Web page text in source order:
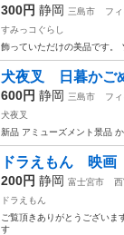
300円 静岡 三島市
フ
すみっコぐらし
飾っていただけの美品です。
犬夜叉 日暮かご
600円 静岡 三島市
フ
犬夜叉
新品 アミューズメント景品
ドラえもん 映画
200円 静岡 富士宮市
ドラえもん
ご覧頂きありがとうございま
す